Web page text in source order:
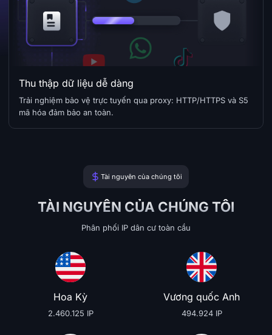
Thu thập dữ liệu dễ dàng
Trải nghiệm bảo vệ trực tuyến qua proxy: HTTP/HTTPS và S5
mã hóa đảm bảo an toàn.
Tài nguyên của chúng tôi
TÀI NGUYÊN CỦA CHÚNG TÔI
Phân phối IP dân cư toàn cầu
Hoa Kỳ
2.460.125 IP
Vương quốc Anh
494.924 IP